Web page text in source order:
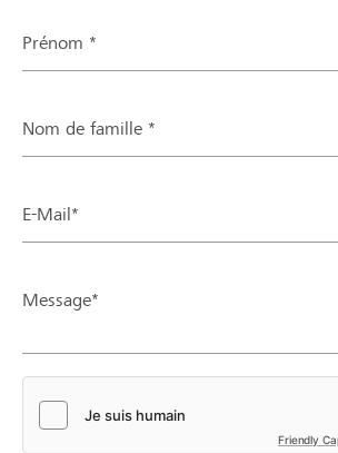
Prénom *
Nom de famille *
E-Mail*
Message*
Friendly